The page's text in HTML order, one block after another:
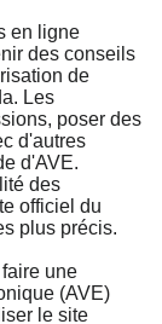
en ligne
des conseils
de
Les
poser des
d'autres
d'AVE.
des
officiel du
plus précis.
une
(AVE)
le site